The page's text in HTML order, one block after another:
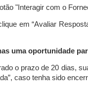
"Interagir com o
em “Avaliar
uma oportunidade
o prazo de 20 dias,
caso tenha sido